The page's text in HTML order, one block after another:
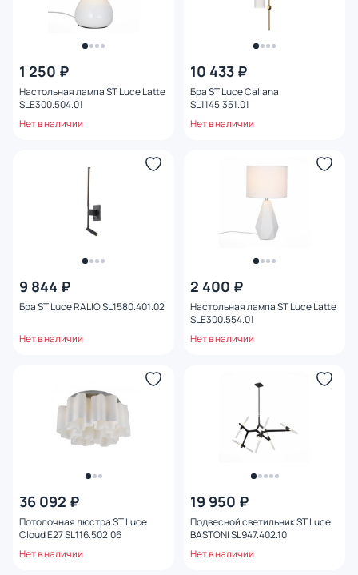
1 250 ₽
Настольная лампа ST Luce Latte
SLE300.504.01
Нет в наличии
10 433 ₽
Бра ST Luce Callana
SL1145.351.01
Нет в наличии
9 844 ₽
Бра ST Luce RALIO SL1580.401.02
Нет в наличии
2 400 ₽
Настольная лампа ST Luce Latte
SLE300.554.01
Нет в наличии
36 092 ₽
Потолочная люстра ST Luce
Cloud E27 SL116.502.06
Нет в наличии
19 950 ₽
Подвесной светильник ST Luce
BASTONI SL947.402.10
Нет в наличии